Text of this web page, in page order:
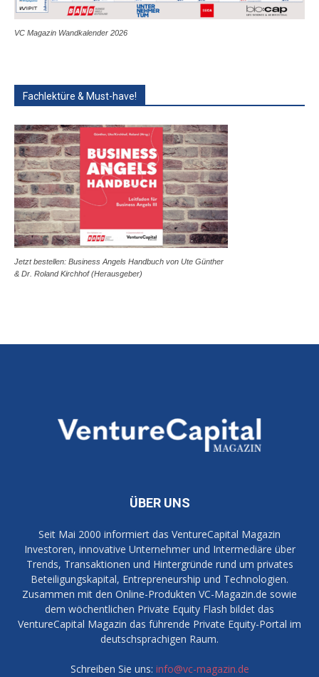
VC Magazin Wandkalender 2026
Fachlektüre & Must-have!
Jetzt bestellen: Business Angels Handbuch von Ute Günther
& Dr. Roland Kirchhof (Herausgeber)
ÜBER UNS
Seit Mai 2000 informiert das VentureCapital Magazin
Investoren, innovative Unternehmer und Intermediäre über
Trends, Transaktionen und Hintergründe rund um privates
Beteiligungskapital, Entrepreneurship und Technologien.
Zusammen mit den Online-Produkten VC-Magazin.de sowie
dem wöchentlichen Private Equity Flash bildet das
VentureCapital Magazin das führende Private Equity-Portal im
deutschsprachigen Raum.
Schreiben Sie uns: info@vc-magazin.de